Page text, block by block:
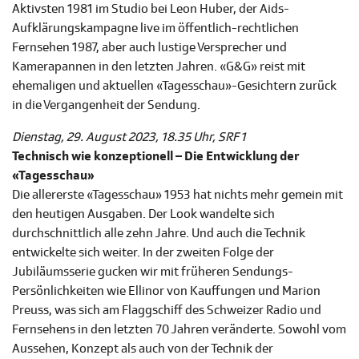
Aktivsten 1981 im Studio bei Leon Huber, der Aids-
Aufklärungskampagne live im öffentlich-rechtlichen
Fernsehen 1987, aber auch lustige Versprecher und
Kamerapannen in den letzten Jahren. «G&G» reist mit
ehemaligen und aktuellen «Tagesschau»-Gesichtern zurück
in die Vergangenheit der Sendung.
Dienstag, 29. August 2023, 18.35 Uhr, SRF 1
Technisch wie konzeptionell – Die Entwicklung der
«Tagesschau»
Die allererste «Tagesschau» 1953 hat nichts mehr gemein mit
den heutigen Ausgaben. Der Look wandelte sich
durchschnittlich alle zehn Jahre. Und auch die Technik
entwickelte sich weiter. In der zweiten Folge der
Jubiläumsserie gucken wir mit früheren Sendungs-
Persönlichkeiten wie Ellinor von Kauffungen und Marion
Preuss, was sich am Flaggschiff des Schweizer Radio und
Fernsehens in den letzten 70 Jahren veränderte. Sowohl vom
Aussehen, Konzept als auch von der Technik der